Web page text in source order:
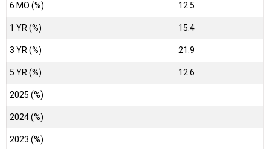
6 MO (%) 12.5
1 YR (%) 15.4
3 YR (%) 21.9
5 YR (%) 12.6
2025 (%)
2024 (%)
2023 (%)